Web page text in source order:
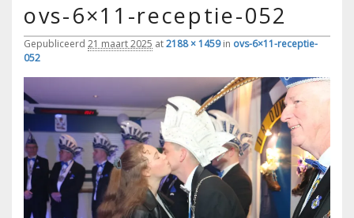
ovs-6×11-receptie-052
Gepubliceerd 21 maart 2025 at2188 × 1459in ovs-6×11-receptie-
052